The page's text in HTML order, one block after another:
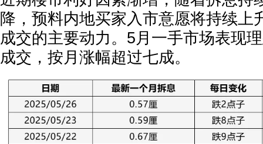
降，预料内地买家入市意愿将持续上
成交的主要动力。5月一手市场表现
成交，按月涨幅超过七成。